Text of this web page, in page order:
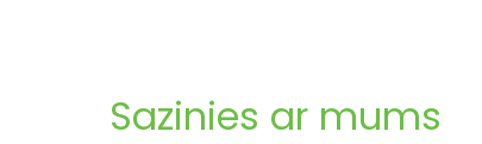
Sazinies ar mums